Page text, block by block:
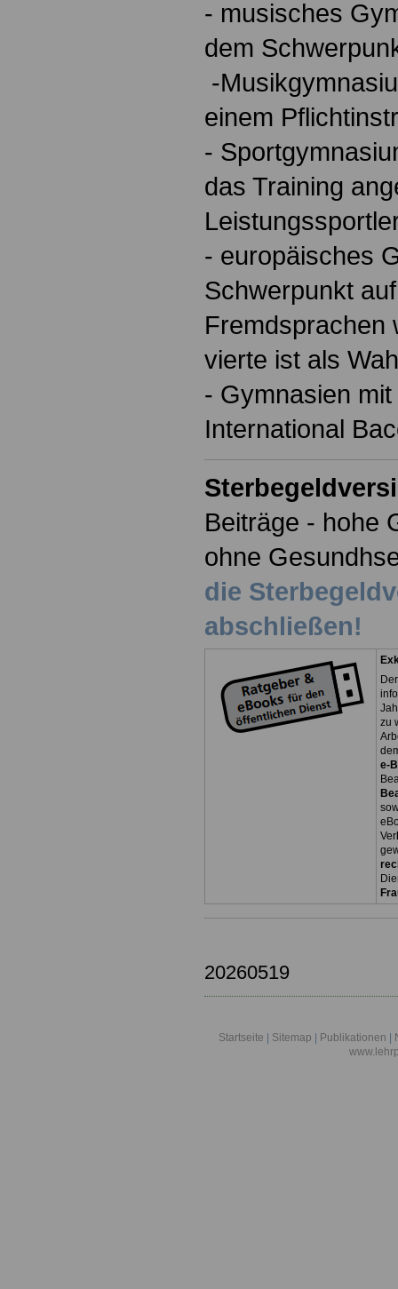
- musisches
dem
-
einem
-
das Training
- europäisches
Schwerpunkt
Fremdsprachen
vierte ist als
- Gymnasien
International
Beiträge - hohe
ohne
die
abschließen!
zu
e-
Ver
20260519
Startseite Sitemap Publikationen